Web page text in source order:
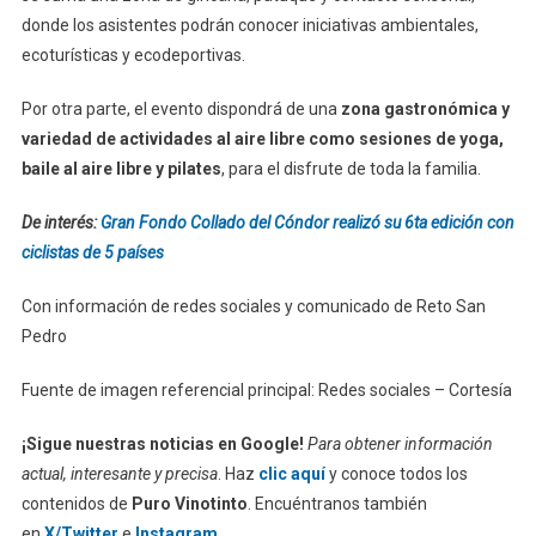
donde los asistentes podrán conocer iniciativas ambientales,
ecoturísticas y ecodeportivas.
Por otra parte, el evento dispondrá de una zona gastronómica y
variedad de actividades al aire libre como sesiones de yoga,
baile al aire libre y pilates, para el disfrute de toda la familia.
De interés:Gran Fondo Collado del Cóndor realizó su 6ta edición con
ciclistas de 5 países
Con información de redes sociales y comunicado de Reto San
Pedro
Fuente de imagen referencial principal: Redes sociales – Cortesía
¡Sigue nuestras noticias en Google! Para obtener información
actual, interesante y precisa. Haz clic aquíy conoce todos los
contenidos de Puro Vinotinto. Encuéntranos también